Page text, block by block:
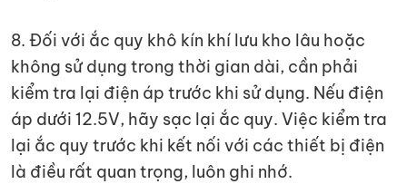
8. Đối với ắc quy khô kín khí lưu kho lâu hoặc
không sử dụng trong thời gian dài, cần phải
kiểm tra lại điện áp trước khi sử dụng. Nếu điện
áp dưới 12.5V, hãy sạc lại ắc quy. Việc kiểm tra
lại ắc quy trước khi kết nối với các thiết bị điện
là điều rất quan trọng, luôn ghi nhớ.